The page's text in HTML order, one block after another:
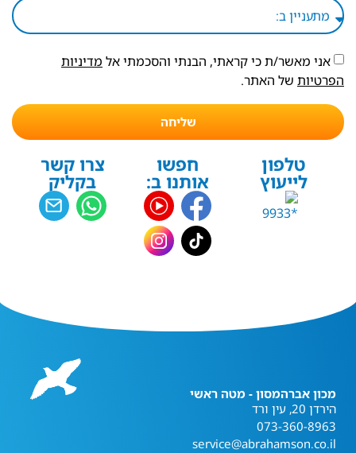
אני מאשר/ת כי קראתי, הבנתי והסכמתי אל מדיניות
הפרטיות של האתר.
שליחה
טלפון
לייעוץ
חפשו
אותנו ב:
צרו קשר
בקליק
מכון אברהמסון - מטה ראשי
הירדן 20, עין ורד
073-360-8963
service@abrahamson.co.il